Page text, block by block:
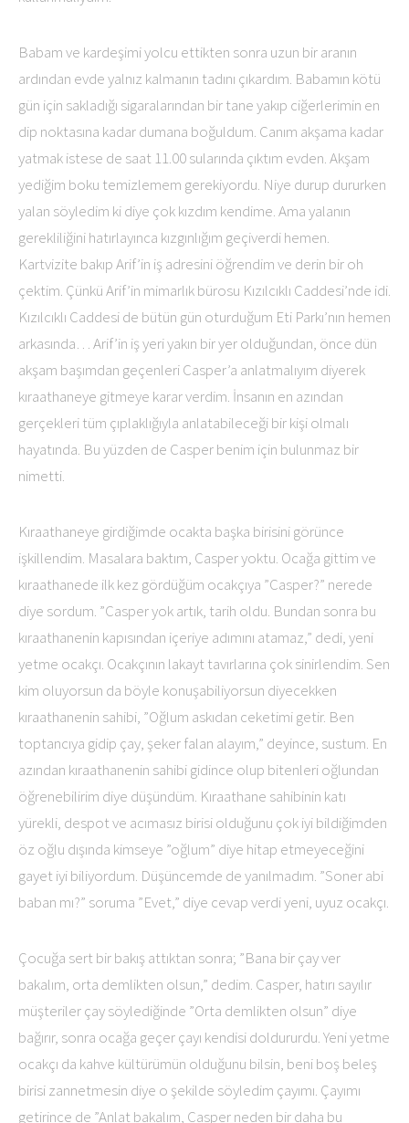
Babam ve kardeşimi yolcu ettikten sonra uzun bir aranın
ardından evde yalnız kalmanın tadını çıkardım. Babamın kötü
gün için sakladığı sigaralarından bir tane yakıp ciğerlerimin en
dip noktasına kadar dumana boğuldum. Canım akşama kadar
yatmak istese de saat 11.00 sularında çıktım evden. Akşam
yediğim boku temizlemem gerekiyordu. Niye durup dururken
yalan söyledim ki diye çok kızdım kendime. Ama yalanın
gerekliliğini hatırlayınca kızgınlığım geçiverdi hemen.
Kartvizite bakıp Arif’in iş adresini öğrendim ve derin bir oh
çektim. Çünkü Arif’in mimarlık bürosu Kızılcıklı Caddesi’nde idi.
Kızılcıklı Caddesi de bütün gün oturduğum Eti Parkı’nın hemen
arkasında… Arif’in iş yeri yakın bir yer olduğundan, önce dün
akşam başımdan geçenleri Casper’a anlatmalıyım diyerek
kıraathaneye gitmeye karar verdim. İnsanın en azından
gerçekleri tüm çıplaklığıyla anlatabileceği bir kişi olmalı
hayatında. Bu yüzden de Casper benim için bulunmaz bir
nimetti.
Kıraathaneye girdiğimde ocakta başka birisini görünce
işkillendim. Masalara baktım, Casper yoktu. Ocağa gittim ve
kıraathanede ilk kez gördüğüm ocakçıya ”Casper?” nerede
diye sordum. ”Casper yok artık, tarih oldu. Bundan sonra bu
kıraathanenin kapısından içeriye adımını atamaz,” dedi, yeni
yetme ocakçı. Ocakçının lakayt tavırlarına çok sinirlendim. Sen
kim oluyorsun da böyle konuşabiliyorsun diyecekken
kıraathanenin sahibi, ”Oğlum askıdan ceketimi getir. Ben
toptancıya gidip çay, şeker falan alayım,” deyince, sustum. En
azından kıraathanenin sahibi gidince olup bitenleri oğlundan
öğrenebilirim diye düşündüm. Kıraathane sahibinin katı
yürekli, despot ve acımasız birisi olduğunu çok iyi bildiğimden
öz oğlu dışında kimseye ”oğlum” diye hitap etmeyeceğini
gayet iyi biliyordum. Düşüncemde de yanılmadım. ”Soner abi
baban mı?” soruma ”Evet,” diye cevap verdi yeni, uyuz ocakçı.
Çocuğa sert bir bakış attıktan sonra; ”Bana bir çay ver
bakalım, orta demlikten olsun,” dedim. Casper, hatırı sayılır
müşteriler çay söylediğinde ”Orta demlikten olsun” diye
bağırır, sonra ocağa geçer çayı kendisi doldururdu. Yeni yetme
ocakçı da kahve kültürümün olduğunu bilsin, beni boş beleş
birisi zannetmesin diye o şekilde söyledim çayımı. Çayımı
getirince de ”Anlat bakalım, Casper neden bir daha bu